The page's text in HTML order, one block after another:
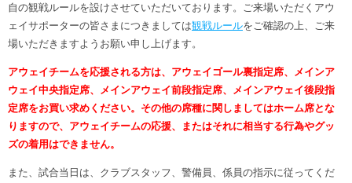
自の観戦ルールを設けさせていただいております。ご来場いただくアウ
ェイサポーターの皆さまにつきましては観戦ルールをご確認の上、ご来
場いただきますようお願い申し上げます。
アウェイチームを応援される方は、アウェイゴール裏指定席、メインア
ウェイ中央指定席、メインアウェイ前段指定席、メインアウェイ後段指
定席をお買い求めください。その他の席種に関しましてはホーム席とな
りますので、アウェイチームの応援、またはそれに相当する行為やグッ
ズの着用はできません。
また、試合当日は、クラブスタッフ、警備員、係員の指示に従ってくだ